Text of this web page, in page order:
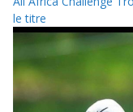
le titre